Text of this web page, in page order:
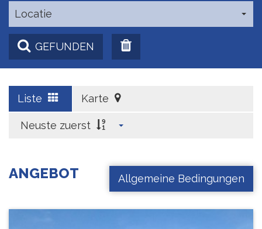
Locatie
GEFUNDEN
Liste Karte
Neuste zuerst
ANGEBOT Allgemeine Bedingungen